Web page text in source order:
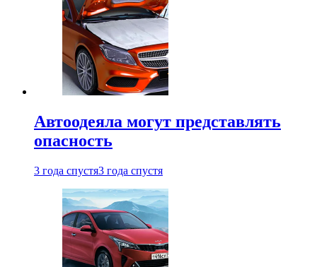
Автоодеяла могут представлять
опасность
3 года спустя3 года спустя